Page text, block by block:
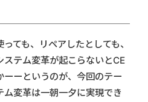
ても、リペアしたとしても、
テム変革が起こらないとCE
ーというのが、今回のテー
変革は一朝一夕に実現でき